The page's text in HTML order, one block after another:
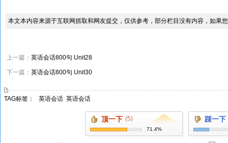
本文本内容来源于互联网抓取和网友提交，仅供参考，部分栏目没有内容，如果
上一篇： 英语会话800句 Unit28
下一篇： 英语会话800句 Unit30
TAG标签： 英语会话 英语会话
顶一下 (5)
71.4%
踩一下